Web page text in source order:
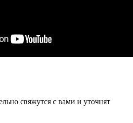
свяжутся с вами и уточнят